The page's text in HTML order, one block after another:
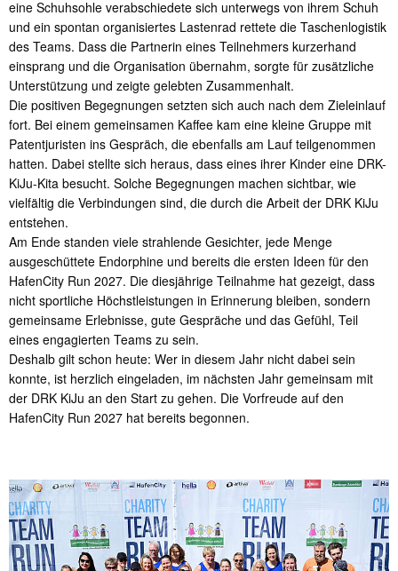
eine Schuhsohle verabschiedete sich unterwegs von ihrem Schuh
und ein spontan organisiertes Lastenrad rettete die Taschenlogistik
des Teams. Dass die Partnerin eines Teilnehmers kurzerhand
einsprang und die Organisation übernahm, sorgte für zusätzliche
Unterstützung und zeigte gelebten Zusammenhalt.
Die positiven Begegnungen setzten sich auch nach dem Zieleinlauf
fort. Bei einem gemeinsamen Kaffee kam eine kleine Gruppe mit
Patentjuristen ins Gespräch, die ebenfalls am Lauf teilgenommen
hatten. Dabei stellte sich heraus, dass eines ihrer Kinder eine DRK-
KiJu-Kita besucht. Solche Begegnungen machen sichtbar, wie
vielfältig die Verbindungen sind, die durch die Arbeit der DRK KiJu
entstehen.
Am Ende standen viele strahlende Gesichter, jede Menge
ausgeschüttete Endorphine und bereits die ersten Ideen für den
HafenCity Run 2027. Die diesjährige Teilnahme hat gezeigt, dass
nicht sportliche Höchstleistungen in Erinnerung bleiben, sondern
gemeinsame Erlebnisse, gute Gespräche und das Gefühl, Teil
eines engagierten Teams zu sein.
Deshalb gilt schon heute: Wer in diesem Jahr nicht dabei sein
konnte, ist herzlich eingeladen, im nächsten Jahr gemeinsam mit
der DRK KiJu an den Start zu gehen. Die Vorfreude auf den
HafenCity Run 2027 hat bereits begonnen.